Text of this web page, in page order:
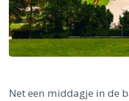
Dresden
Net een middagje in de